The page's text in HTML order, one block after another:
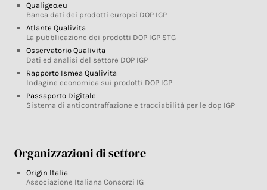
Qualigeo.eu
Banca dati dei prodotti europei DOP IGP
Atlante Qualivita
La pubblicazione dei prodotti DOP IGP STG
Osservatorio Qualivita
Dati ed analisi del settore DOP IGP
Rapporto Ismea Qualivita
Indagine economica sui prodotti DOP IGP
Passaporto Digitale
Sistema di anticontraffazione e tracciabilità per le dop IGP
Organizzazioni di settore
Origin Italia
Associazione Italiana Consorzi IG